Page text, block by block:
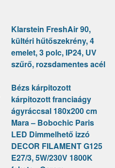
Klarstein FreshAir 90,
kültéri hűtőszekrény, 4
emelet, 3 polc, IP24, UV
szűrő, rozsdamentes acél
Bézs kárpitozott
kárpitozott franciaágy
ágyráccsal 180x200 cm
Mara – Bobochic Paris
LED Dimmelhető izzó
DECOR FILAMENT G125
E27/3, 5W/230V 1800K